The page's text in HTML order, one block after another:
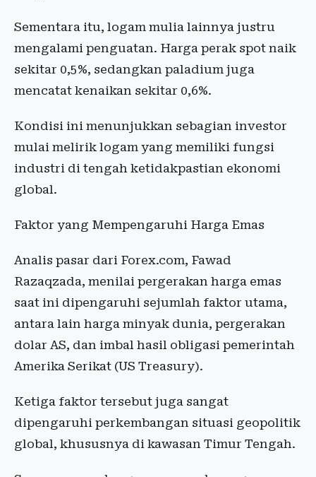
Sementara itu, logam mulia lainnya justru
mengalami penguatan. Harga perak spot naik
sekitar 0,5%, sedangkan paladium juga
mencatat kenaikan sekitar 0,6%.
Kondisi ini menunjukkan sebagian investor
mulai melirik logam yang memiliki fungsi
industri di tengah ketidakpastian ekonomi
global.
Faktor yang Mempengaruhi Harga Emas
Analis pasar dari Forex.com, Fawad
Razaqzada, menilai pergerakan harga emas
saat ini dipengaruhi sejumlah faktor utama,
antara lain harga minyak dunia, pergerakan
dolar AS, dan imbal hasil obligasi pemerintah
Amerika Serikat (US Treasury).
Ketiga faktor tersebut juga sangat
dipengaruhi perkembangan situasi geopolitik
global, khususnya di kawasan Timur Tengah.